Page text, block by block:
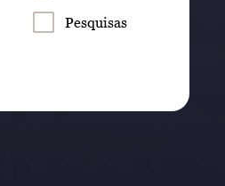
Pesquisas